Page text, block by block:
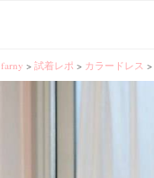
farny > 試着レポ > カラードレス >